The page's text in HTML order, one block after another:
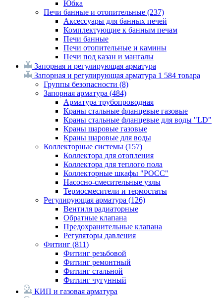
Юбка
Печи банные и отопительные (237)
Аксессуары для банных печей
Комплектующие к банным печам
Печи банные
Печи отопительные и камины
Печи под казан и мангалы
Запорная и регулирующая арматура
Запорная и регулирующая арматура 1 584 товара
Группы безопасности (8)
Запорная арматура (484)
Арматура трубопроводная
Краны стальные фланцевые газовые
Краны стальные фланцевые для воды "LD"
Краны шаровые газовые
Краны шаровые для воды
Коллекторные системы (157)
Коллектора для отопления
Коллектора для теплого пола
Коллекторные шкафы "РОСС"
Насосно-смесительные узлы
Термосмесители и термостаты
Регулирующая арматура (126)
Вентиля радиаторные
Обратные клапана
Предохранительные клапана
Регуляторы давления
Фитинг (811)
Фитинг резьбовой
Фитинг ремонтный
Фитинг стальной
Фитинг чугунный
КИП и газовая арматура